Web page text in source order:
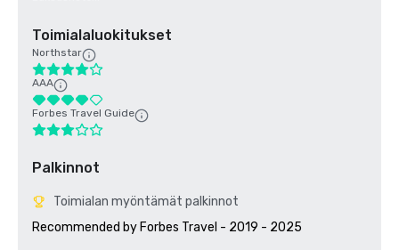
Toimialaluokitukset
Northstar
AAA
Forbes Travel Guide
Palkinnot
Toimialan myöntämät palkinnot
Recommended by Forbes Travel - 2019 - 2025